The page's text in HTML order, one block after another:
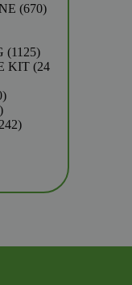
670670
11251125
producten
KIT 24
170
producten
producten
4242